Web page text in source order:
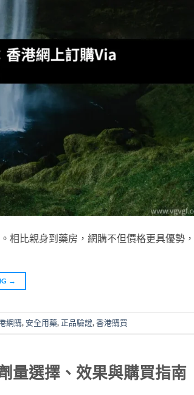
相比親身到藥房，網購不但價格更具優勢
→
網購,安全用藥, 正品驗證,香港購買
量選擇、效果與購買指南